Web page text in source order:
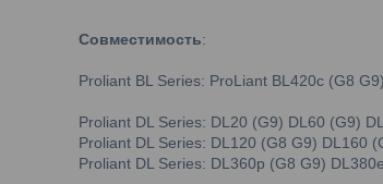
Совместимость:
Proliant BL Series: ProLiant BL420c (G8
Proliant DL Series: DL20 (G9) DL60 (G9)
Proliant DL Series: DL120 (G8 G9) DL160
Proliant DL Series: DL360p (G8 G9)